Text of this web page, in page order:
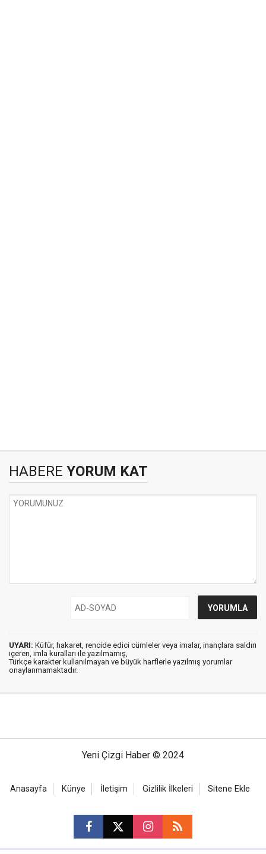
HABERE YORUM KAT
UYARI: Küfür, hakaret, rencide edici cümleler veya imalar, inançlara saldırı
içeren, imla kuralları ile yazılmamış,
Türkçe karakter kullanılmayan ve büyük harflerle yazılmış yorumlar
onaylanmamaktadır.
Yeni Çizgi Haber © 2024
Anasayfa Künye İletişim Gizlilik İlkeleri Sitene Ekle